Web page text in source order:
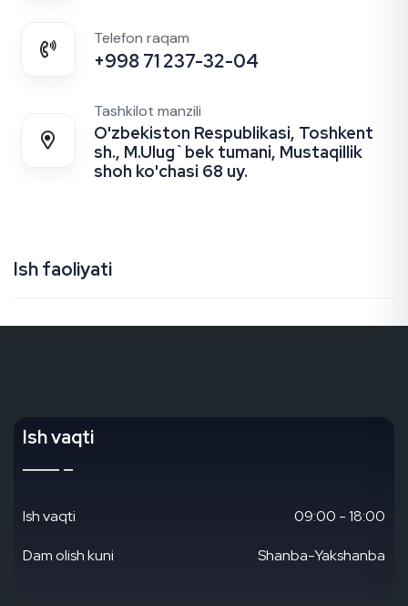
Telefon raqam
+998 71 237-32-04
Tashkilot manzili
O'zbekiston Respublikasi, Toshkent
sh., M.Ulug`bek tumani, Mustaqillik
shoh ko'chasi 68 uy.
Ish faoliyati
Ish vaqti
Ish vaqti 09:00 - 18:00
Dam olish kuni Shanba-Yakshanba